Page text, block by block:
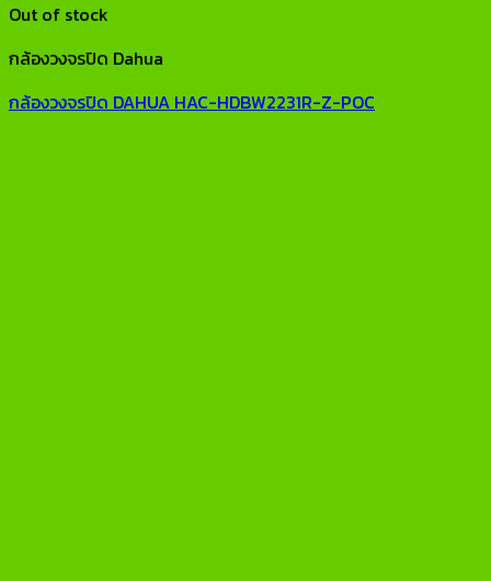
Out of stock
กล้องวงจรปิด Dahua
กล้องวงจรปิด DAHUA HAC-HDBW2231R-Z-POC